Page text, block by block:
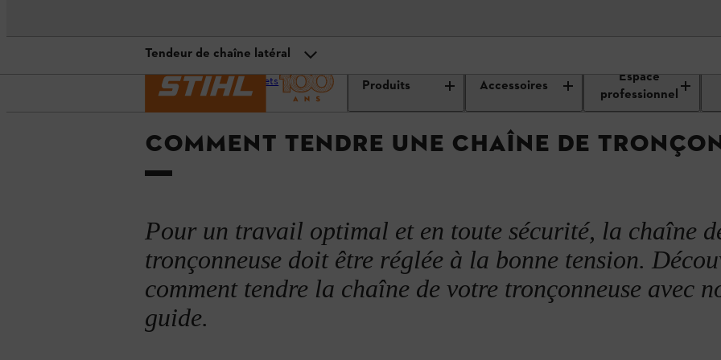
Produits Accessoires
Espace
professionnel
d’accueil
projets
tronçonneuse
COMMENT TENDRE UNE CHAÎNE DE
Pour un travail optimal et en toute sécurité, la chaîne
tronçonneuse doit être réglée à la bonne tension.
comment tendre la chaîne de votre tronçonneuse avec
guide.
Tendeur de chaîne latéral
Quand tendre une chaîne de tronçonneuse STIHL ?
Tendeur de chaîne frontal